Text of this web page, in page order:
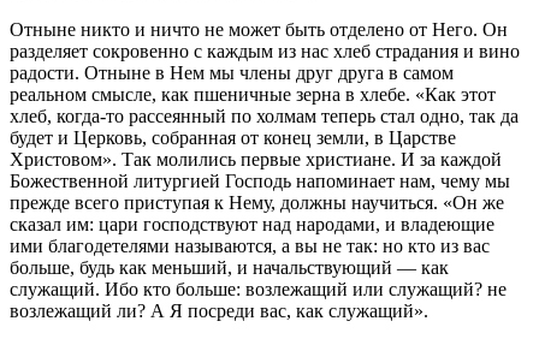
Отныне никто и ничто не может быть отделено от Него. Он
разделяет сокровенно с каждым из нас хлеб страдания и вино
радости. Отныне в Нем мы члены друг друга в самом
реальном смысле, как пшеничные зерна в хлебе. «Как этот
хлеб, когда-то рассеянный по холмам теперь стал одно, так да
будет и Церковь, собранная от конец земли, в Царстве
Христовом». Так молились первые христиане. И за каждой
Божественной литургией Господь напоминает нам, чему мы
прежде всего приступая к Нему, должны научиться. «Он же
сказал им: цари господствуют над народами, и владеющие
ими благодетелями называются, а вы не так: но кто из вас
больше, будь как меньший, и начальствующий — как
служащий. Ибо кто больше: возлежащий или служащий? не
возлежащий ли? А Я посреди вас, как служащий».